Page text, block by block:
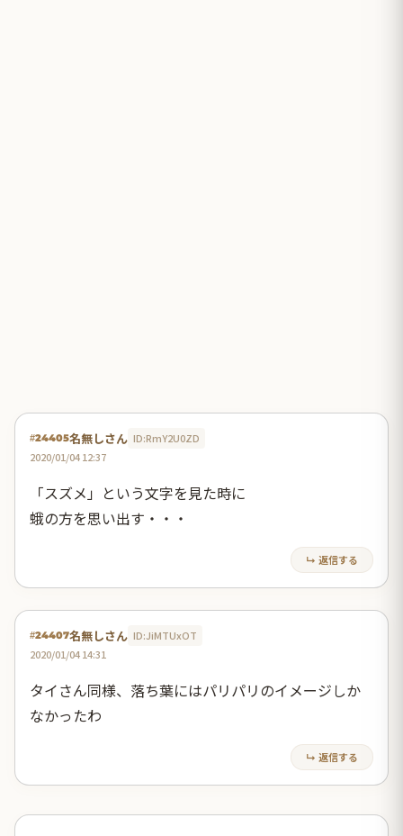
#24405名無しさん ID:RmY2U0ZD
2020/01/04 12:37
「スズメ」という文字を見た時に
蛾の方を思い出す・・・
↳ 返信する
#24407名無しさん ID:JiMTUxOT
2020/01/04 14:31
タイさん同様、落ち葉にはパリパリのイメージしか
なかったわ
↳ 返信する